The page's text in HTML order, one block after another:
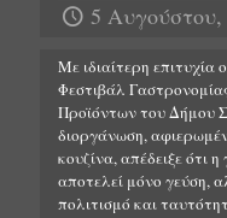
5 Αυγούστου,
Με ιδιαίτερη
Φεστιβάλ
Προϊόντων του Δήμου
διοργάνωση,
κουζίνα, απέδειξε ότι
αποτελεί μόνο γεύση,
πολιτισμό και